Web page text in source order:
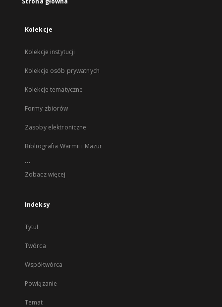
Kolekcje
Kolekcje instytucji
Kolekcje osób prywatnych
Kolekcje tematyczne
Formy zbiorów
Zasoby elektroniczne
Bibliografia Warmii i Mazur
...
Zobacz więcej
Indeksy
Tytuł
Twórca
Współtwórca
Powiązanie
Temat